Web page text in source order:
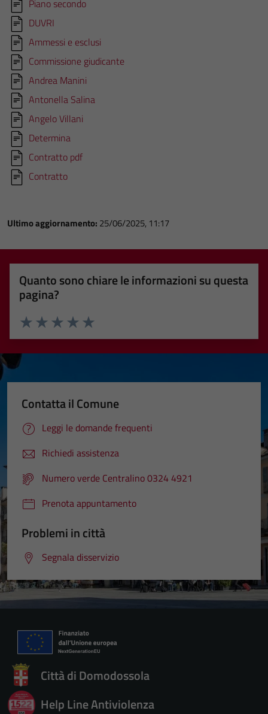
Piano secondo
DUVRI
Ammessi e esclusi
Commissione giudicante
Andrea Manini
Antonella Salina
Angelo Villani
Determina
Contratto pdf
Contratto
Ultimo aggiornamento: 25/06/2025, 11:17
Quanto sono chiare le informazioni su questa
pagina?
Valuta 5 stelle su 5
Valuta 4 stelle su 5
Valuta 3 stelle su 5
Valuta 2 stelle su 5
Valuta 1 stelle su 5
Contatta il Comune
Leggi le domande frequenti
Richiedi assistenza
Numero verde Centralino 0324 4921
Prenota appuntamento
Problemi in città
Segnala disservizio
Città di Domodossola
Help Line Antiviolenza